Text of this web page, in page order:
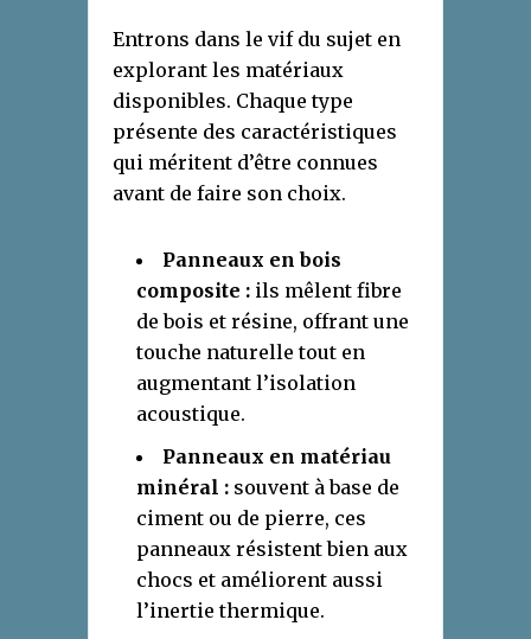
Entrons dans le vif du sujet en
explorant les matériaux
disponibles. Chaque type
présente des caractéristiques
qui méritent d’être connues
avant de faire son choix.
Panneaux en bois
composite : ils mêlent fibre
de bois et résine, offrant une
touche naturelle tout en
augmentant l’isolation
acoustique.
Panneaux en matériau
minéral : souvent à base de
ciment ou de pierre, ces
panneaux résistent bien aux
chocs et améliorent aussi
l’inertie thermique.